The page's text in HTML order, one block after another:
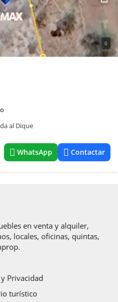
0
al Dique
WhatsApp Contactar
en venta y alquiler,
locales, oficinas, quintas,
Privacidad
turístico